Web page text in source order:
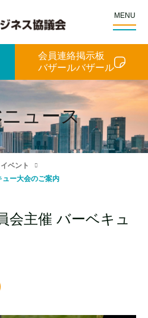
MENU
会員連絡掲示板
バザールバザール
ュース
イベント
ュー大会のご案内
会主催 バーベキュ